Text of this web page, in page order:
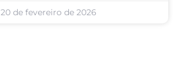
20 de fevereiro de 2026